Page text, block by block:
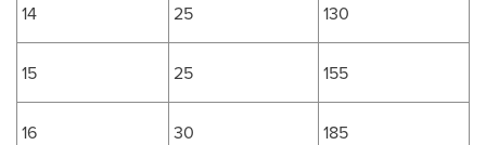
14 25 130
15 25 155
16 30 185